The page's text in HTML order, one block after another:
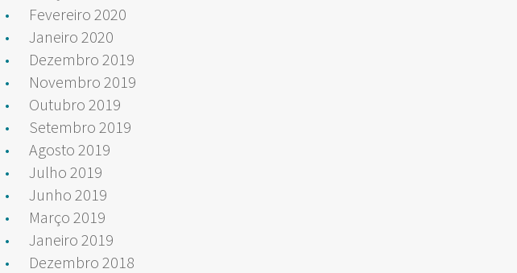
Fevereiro 2020
Janeiro 2020
Dezembro 2019
Novembro 2019
Outubro 2019
Setembro 2019
Agosto 2019
Julho 2019
Junho 2019
Março 2019
Janeiro 2019
Dezembro 2018